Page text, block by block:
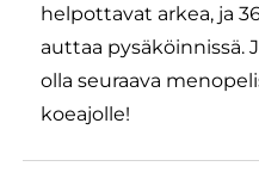
helpottavat arkea, ja
auttaa pysäköinnissä.
olla seuraava
koeajolle!